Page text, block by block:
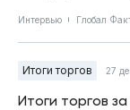
Интервью Глобал
Итоги торгов 27
Итоги торгов